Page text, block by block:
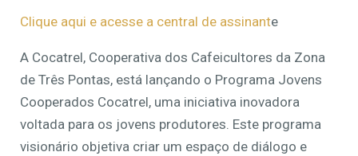
Clique aqui e acesse a central de assinante
A Cocatrel, Cooperativa dos Cafeicultores da Zona
de Três Pontas, está lançando o Programa Jovens
Cooperados Cocatrel, uma iniciativa inovadora
voltada para os jovens produtores. Este programa
visionário objetiva criar um espaço de diálogo e